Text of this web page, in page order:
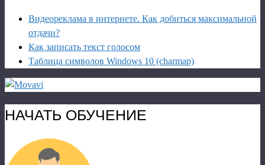
Видеореклама в интернете. Как добиться максимальной
отдачи?
Как записать текст голосом
Таблица символов Windows 10 (charmap)
НАЧАТЬ ОБУЧЕНИЕ